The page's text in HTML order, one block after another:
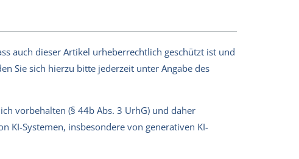
auch dieser Artikel urheberrechtlich geschützt ist und
Sie sich hierzu bitte jederzeit unter Angabe des
vorbehalten (§ 44b Abs. 3 UrhG) und daher
KI-Systemen, insbesondere von generativen KI-